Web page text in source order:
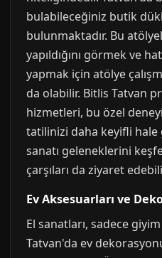
bulabileceğiniz butik
bulunmaktadır. Bu
yapıldığını görmek ve
yapmak için atölye
da olabilir. Bitlis Tatvan
hizmetleri, bu özel
tatilinizi daha keyifli hale
sanatı geleneklerini
çarşıları da ziyaret
Ev Aksesuarları ve
El sanatları, sadece giyim
Tatvan'da ev